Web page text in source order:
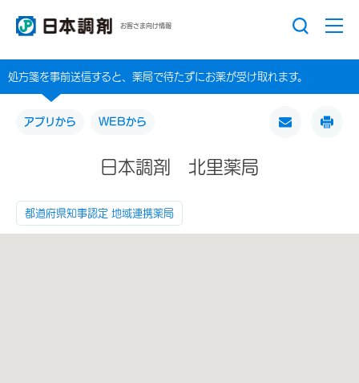
お客さま向け情報
処方箋を事前送信すると、薬局で待たずにお薬が受け取れます。
アプリから WEBから
日本調剤 北里薬局
都道府県知事認定 地域連携薬局